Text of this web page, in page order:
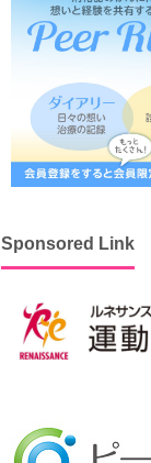
Sponsored Link